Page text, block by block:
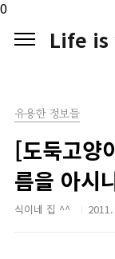
0
본문 바로가기
유용한 정보들
[도둑고양
름을 아시
식이네 집 ^^